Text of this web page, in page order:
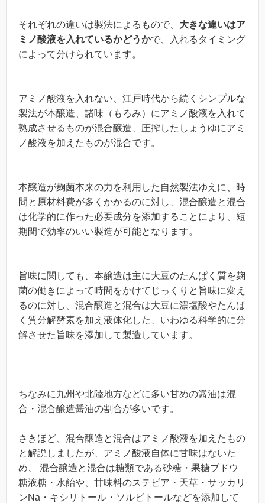
それぞれの違いは製法によるもので、 大きな違いはア
ミノ酸液を入れているかどうかで、入れるタイミング
によって分けられています。
アミノ酸液を入れない、江戸時代から続くシンプルな
製法が本醸造、諸味（もろみ）にアミノ酸液を入れて
熟成させるものが混合醸造、圧搾したしょうゆにアミ
ノ酸液を加えたものが混合です。
本醸造が麹菌本来の力を利用した自然製法ゆえに、時
間と原材料費が多くかかるのに対し、混合醸造と混合
は化学的に作った必要成分を添加することにより、短
期間で効率のいい製造が可能となります。
旨味に関しても、本醸造は主に大豆のたんぱく質を麹
菌の働きによって時間をかけてじっくりと旨味に変え
るのに対し、混合醸造と混合は大豆に濃塩酸やたんぱ
く質分解酵素を加え液体化した、いわゆる科学的に分
解させた旨味を添加して製造しています。
ちなみに九州や北陸地方などに多い甘めの醤油は混
合・混合醸造醤油の割合が多いです。
さきほど、混合醸造と混合はアミノ酸液を加えたもの
と解説しましたが、アミノ酸液自体に甘味はないた
め、 混合醸造と混合は糖類である砂糖・果糖ブドウ
糖液糖・水飴や、甘味料のステビア・天草・サッカリ
ンNa・キシリトール・ソルビトールなどを添加して